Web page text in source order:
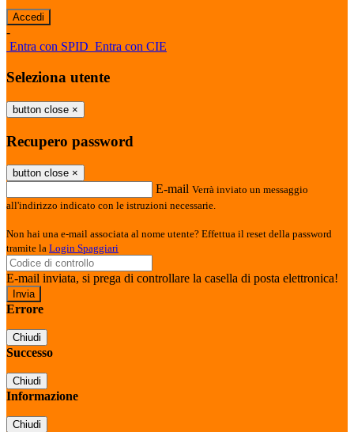
-
Entra con SPID Entra con CIE
Seleziona utente
button close ×
Recupero password
button close ×
E-mail Verrà inviato un messaggio
all'indirizzo indicato con le istruzioni necessarie.
Non hai una e-mail associata al nome utente? Effettua il reset della password
tramite la Login Spaggiari
E-mail inviata, si prega di controllare la casella di posta elettronica!
Errore
Chiudi
Successo
Chiudi
Informazione
Chiudi